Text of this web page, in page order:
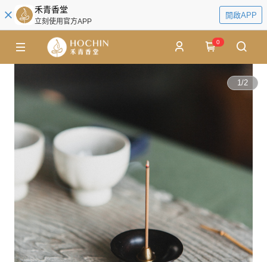
禾青香堂
立刻使用官方APP
開啟APP
0
1/2